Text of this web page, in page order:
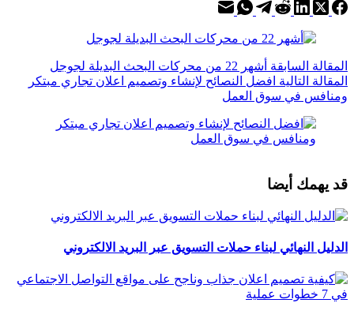
المقالة السابقة أشهر 22 من محركات البحث البديلة لجوجل
المقالة التالية افضل النصائح لإنشاء وتصميم اعلان تجاري مبتكر
ومنافس في سوق العمل
قد يهمك أيضا
الدليل النهائي لبناء حملات التسويق عبر البريد الالكتروني